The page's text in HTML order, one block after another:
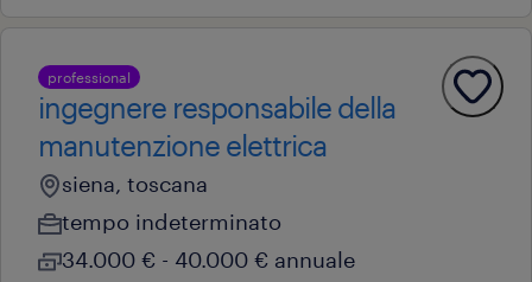
professional
ingegnere responsabile della
manutenzione elettrica
siena, toscana
tempo indeterminato
34.000 € - 40.000 € annuale